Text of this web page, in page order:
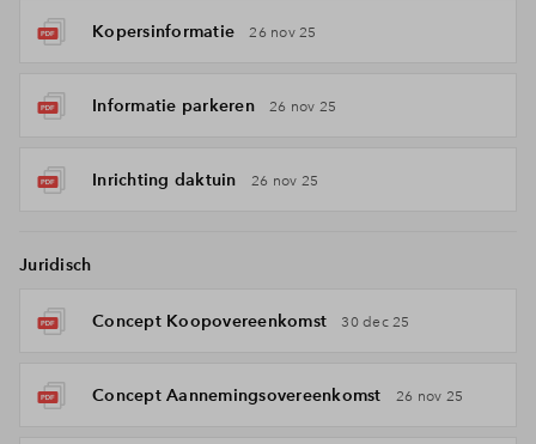
Kopersinformatie 26 nov 25
Informatie parkeren 26 nov 25
Inrichting daktuin 26 nov 25
Juridisch
Concept Koopovereenkomst 30 dec 25
Concept Aannemingsovereenkomst 26 nov 25